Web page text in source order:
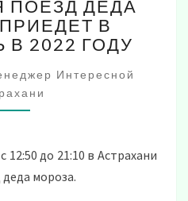
ДЕКАБРЯ
ПОЕЗД
ДЕДА
ПРИЕДЕТ
В
АСТРАХАНЬ
ГОДУ
ПОЕЗД ДЕДА
В
2022 ГОДУ
Интересной
12:50 до 21:10 в Астрахани
мороза.